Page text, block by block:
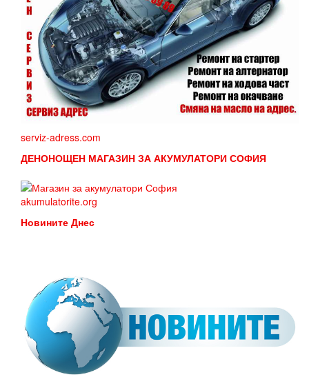
serviz-adress.com
ДЕНОНОЩЕН МАГАЗИН ЗА АКУМУЛАТОРИ СОФИЯ
akumulatorite.org
Новините Днес